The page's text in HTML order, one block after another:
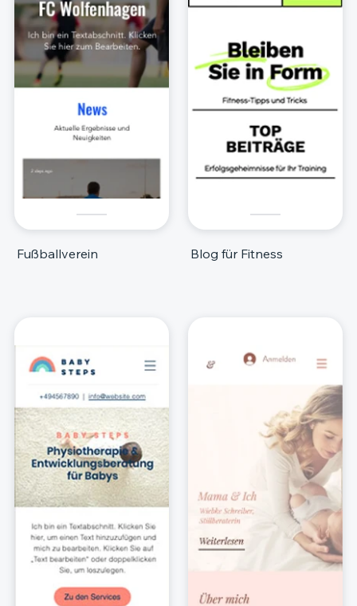
Fußballverein Blog für Fitness